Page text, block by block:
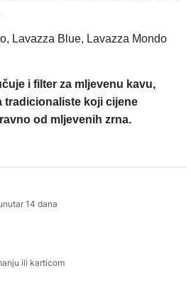
Lavazza Blue, Lavazza Mondo
i filter za mljevenu kavu,
tradicionaliste koji cijene
od mljevenih zrna.
14 dana
ili karticom